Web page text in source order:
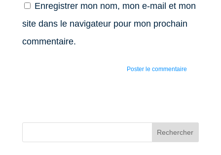
Enregistrer mon nom, mon e-mail et mon
site dans le navigateur pour mon prochain
commentaire.
Rechercher